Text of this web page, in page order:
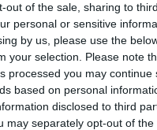
out of the sale, sharing to
personal or sensitive
by us, please use the
your selection. Please note
processed you may continue
based on personal
disclosed to third
may separately opt-out of the
szeptember 25.
napjaibana
a Kulturális
Hivatalt. Bár L. Simon